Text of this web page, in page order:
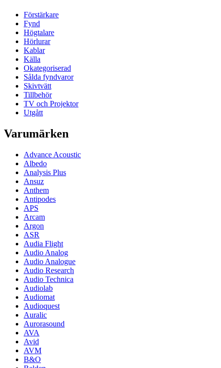
Förstärkare
Fynd
Högtalare
Hörlurar
Kablar
Källa
Okategoriserad
Sålda fyndvaror
Skivtvätt
Tillbehör
TV och Projektor
Utgått
Varumärken
Advance Acoustic
Albedo
Analysis Plus
Ansuz
Anthem
Antipodes
APS
Arcam
Argon
ASR
Audia Flight
Audio Analog
Audio Analogue
Audio Research
Audio Technica
Audiolab
Audiomat
Audioquest
Auralic
Aurorasound
AVA
Avid
AVM
B&O